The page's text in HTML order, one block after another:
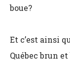
boue?
Et c’est ainsi
Québec brun